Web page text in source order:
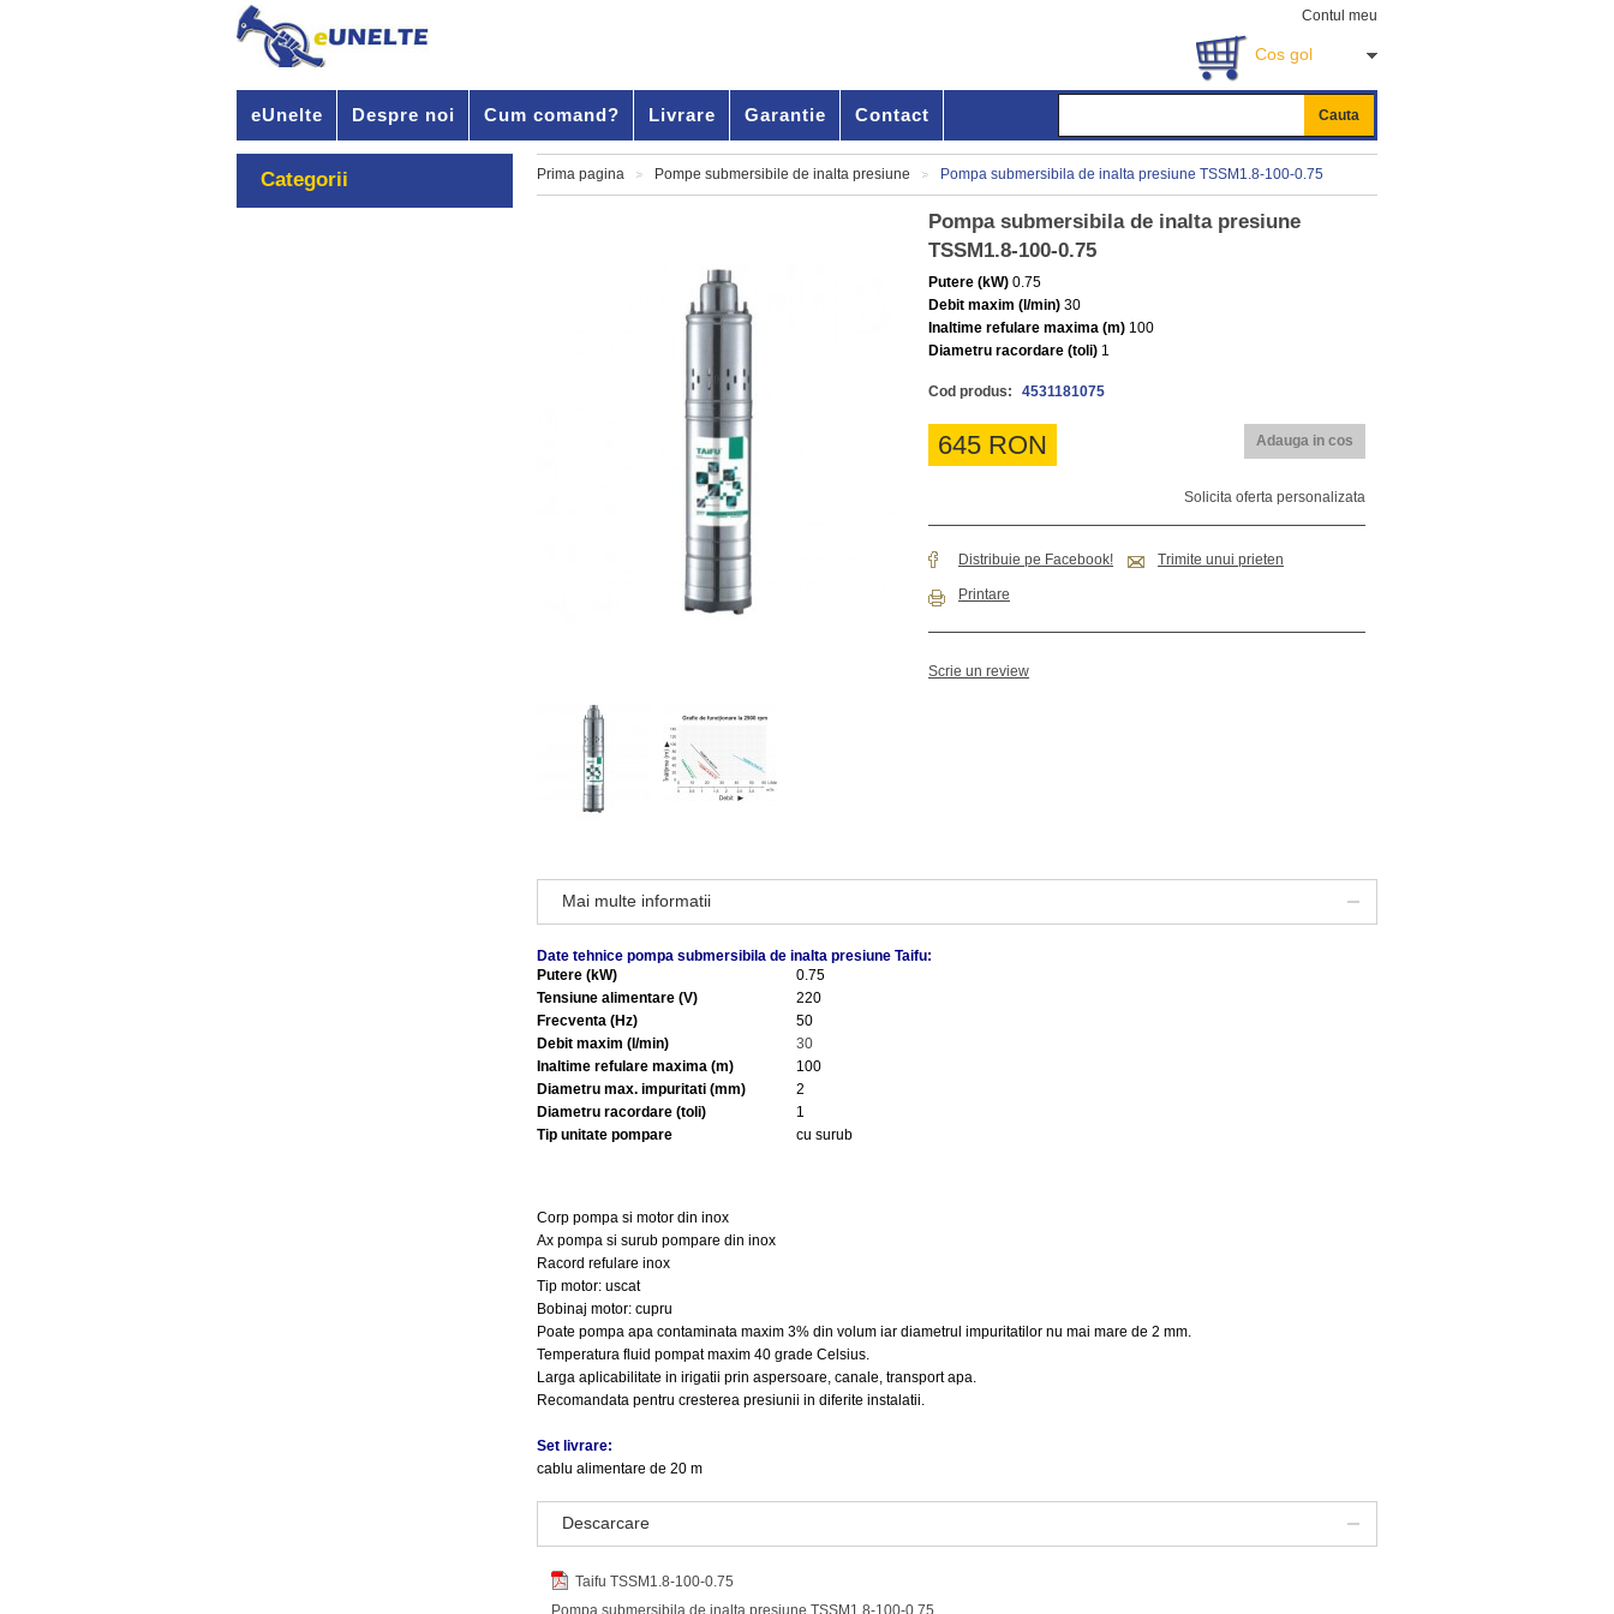
Contul meu
Cos gol
eUnelte Despre noi Cum comand? Livrare Garantie Contact Cauta
Prima pagina
Pompe submersibile de inalta presiune
Pompa submersibila de inalta presiune TSSM1.8-100-0.75
Pompa submersibila de inalta presiune
TSSM1.8-100-0.75
Putere (kW) 0.75
Debit maxim (l/min) 30
Inaltime refulare maxima (m) 100
Diametru racordare (toli) 1
Cod produs: 4531181075
645 RON Adauga in cos
Solicita oferta personalizata
Distribuie pe Facebook! Trimite unui prieten
Printare
Scrie un review
Mai multe informatii
Date tehnice pompa submersibila de inalta presiune Taifu:
Putere (kW)
0.75
Tensiune alimentare (V)
220
Frecventa (Hz)
50
Debit maxim (l/min)
30
Inaltime refulare maxima (m)
100
Diametru max. impuritati (mm)
2
Diametru racordare (toli)
1
Tip unitate pompare
cu surub
Corp pompa si motor din inox
Ax pompa si surub pompare din inox
Racord refulare inox
Tip motor: uscat
Bobinaj motor: cupru
Poate pompa apa contaminata maxim 3% din volum iar diametrul impuritatilor nu mai mare de 2 mm.
Temperatura fluid pompat maxim 40 grade Celsius.
Larga aplicabilitate in irigatii prin aspersoare, canale, transport apa.
Recomandata pentru cresterea presiunii in diferite instalatii.
Set livrare:
cablu alimentare de 20 m
Descarcare
Taifu TSSM1.8-100-0.75
Pompa submersibila de inalta presiune TSSM1.8-100-0.75
Categorii